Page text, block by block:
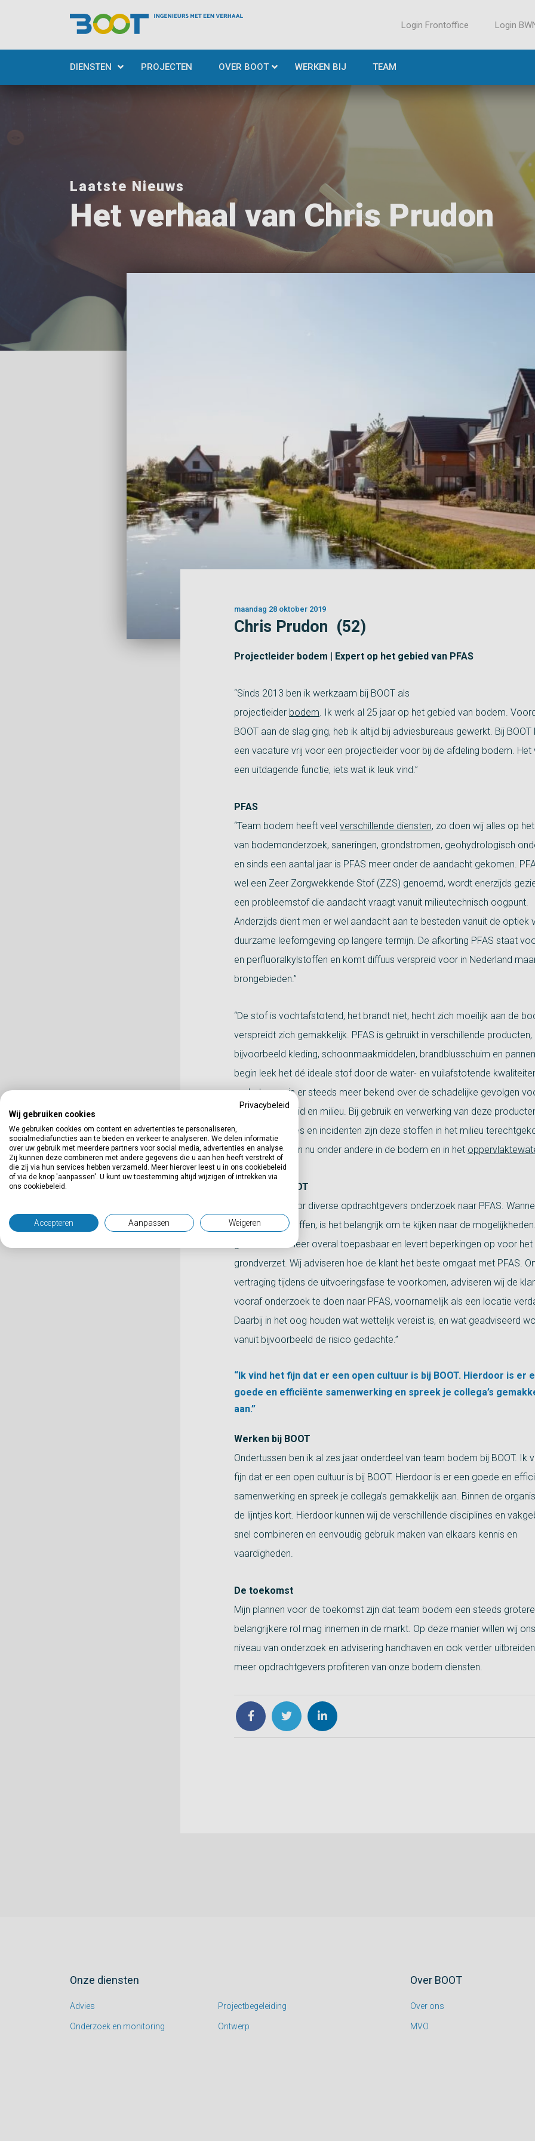
Login Frontoffice Login
DIENSTEN PROJECTEN OVER BOOT WERKEN BIJ TEAM
Laatste Nieuws
Het verhaal van Chris Prudon
maandag 28 oktober 2019
Chris Prudon (52)
Projectleider bodem | Expert op het gebied van PFAS
“Sinds 2013 ben ik werkzaam bij BOOT als
projectleider bodem. Ik werk al 25 jaar op het gebied van bodem.
BOOT aan de slag ging, heb ik altijd bij adviesbureaus gewerkt. Bij BOOT
een vacature vrij voor een projectleider voor bij de afdeling bodem. Het
een uitdagende functie, iets wat ik leuk vind.”
PFAS
“Team bodem heeft veel verschillende diensten, zo doen wij alles op
van bodemonderzoek, saneringen, grondstromen, geohydrologisch
en sinds een aantal jaar is PFAS meer onder de aandacht gekomen.
wel een Zeer Zorgwekkende Stof (ZZS) genoemd, wordt enerzijds
een probleemstof die aandacht vraagt vanuit milieutechnisch oogpunt.
Anderzijds dient men er wel aandacht aan te besteden vanuit de optiek
duurzame leefomgeving op langere termijn. De afkorting PFAS staat
en perfluoralkylstoffen en komt diffuus verspreid voor in Nederland
brongebieden.”
“De stof is vochtafstotend, het brandt niet, hecht zich moeilijk aan de
verspreidt zich gemakkelijk. PFAS is gebruikt in verschillende producten,
bijvoorbeeld kleding, schoonmaakmiddelen, brandblusschuim en
begin leek het dé ideale stof door de water- en vuilafstotende
ondertussen is er steeds meer bekend over de schadelijke gevolgen
volksgezondheid en milieu. Bij gebruik en verwerking van deze
fabrieksemissies en incidenten zijn deze stoffen in het milieu
De stoffen zitten nu onder andere in de bodem en in het
De rol van BOOT
“BOOT doet voor diverse opdrachtgevers onderzoek naar PFAS.
wordt aangetroffen, is het belangrijk om te kijken naar de
grond is niet meer overal toepasbaar en levert beperkingen op voor het
grondverzet. Wij adviseren hoe de klant het beste omgaat met PFAS.
vertraging tijdens de uitvoeringsfase te voorkomen, adviseren wij de
vooraf onderzoek te doen naar PFAS, voornamelijk als een locatie
Daarbij in het oog houden wat wettelijk vereist is, en wat geadviseerd
vanuit bijvoorbeeld de risico gedachte.”
“Ik vind het fijn dat er een open cultuur is bij BOOT. Hierdoor is er
goede en efficiënte samenwerking en spreek je collega’s
aan.”
Werken bij BOOT
Ondertussen ben ik al zes jaar onderdeel van team bodem bij BOOT. Ik
fijn dat er een open cultuur is bij BOOT. Hierdoor is er een goede en
samenwerking en spreek je collega’s gemakkelijk aan. Binnen de
de lijntjes kort. Hierdoor kunnen wij de verschillende disciplines en
snel combineren en eenvoudig gebruik maken van elkaars kennis en
vaardigheden.
De toekomst
Mijn plannen voor de toekomst zijn dat team bodem een steeds
belangrijkere rol mag innemen in de markt. Op deze manier willen wij
niveau van onderzoek en advisering handhaven en ook verder
meer opdrachtgevers profiteren van onze bodem diensten.
Onze diensten
Advies
Onderzoek en monitoring
Projectbegeleiding
Ontwerp
Over BOOT
Over ons
MVO
Privacybeleid
Wij gebruiken cookies
We gebruiken cookies om content en advertenties te personaliseren,
socialmediafuncties aan te bieden en verkeer te analyseren. We delen informatie
over uw gebruik met meerdere partners voor social media, advertenties en analyse.
Zij kunnen deze combineren met andere gegevens die u aan hen heeft verstrekt of
die zij via hun services hebben verzameld. Meer hierover leest u in ons cookiebeleid
of via de knop 'aanpassen'. U kunt uw toestemming altijd wijzigen of intrekken via
ons cookiebeleid.
Accepteren Aanpassen Weigeren